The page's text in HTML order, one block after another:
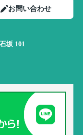
お問い合わせ
坂 101